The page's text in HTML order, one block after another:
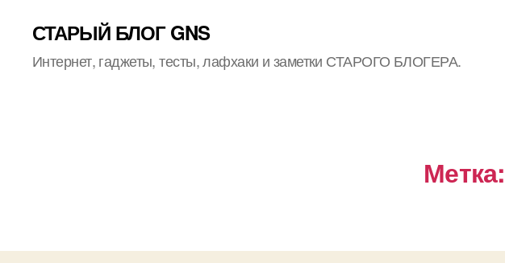
СТАРЫЙ БЛОГ GNS
Интернет, гаджеты, тесты, лафхаки и заметки СТАРОГО БЛОГЕРА.
Метка: